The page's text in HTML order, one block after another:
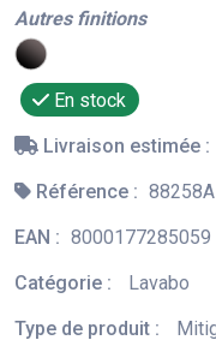
Autres finitions
En stock
Livraison estimée :
Référence : 88258A
EAN : 8000177285059
Catégorie :
Lavabo
Type de produit :